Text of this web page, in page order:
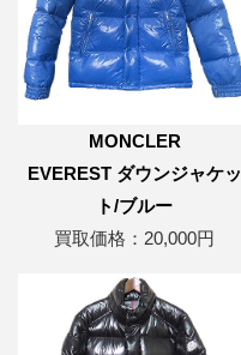
MONCLER
EVEREST ダウンジャケッ
ト/ブルー
買取価格：20,000円